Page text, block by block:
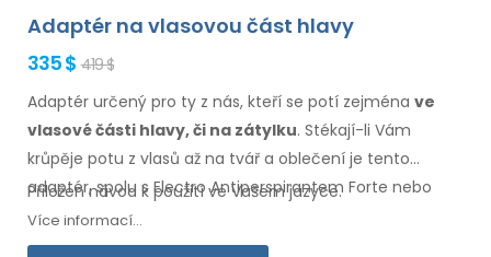
Adaptér na vlasovou část hlavy
335 $ 419 $
Adaptér určený pro ty z nás, kteří se potí zejména ve
vlasovéčásti hlavy, či na zátylku. Stékají-li Vám
krůpěje potu z vlasů až na tvář a oblečení je tento
adaptér, spolu s Electro Antiperspirantem Forte nebo
Electro Antiperspirantem ELITE, určený právě pro Vás.
Přiložen návod k použití ve Vašem jazyce.
Více informací...